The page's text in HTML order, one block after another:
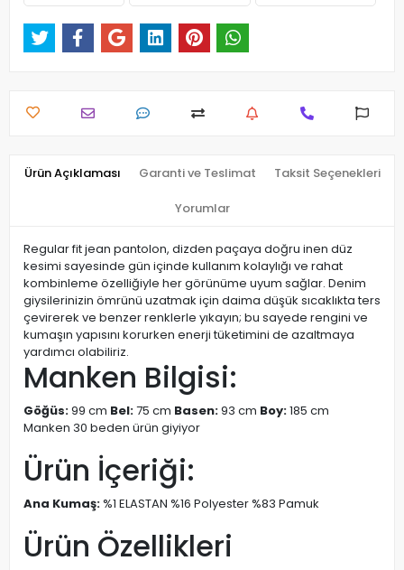
Ürün Açıklaması Garanti ve Teslimat Taksit Seçenekleri
Yorumlar
Regular fit jean pantolon, dizden paçaya doğru inen düz
kesimi sayesinde gün içinde kullanım kolaylığı ve rahat
kombinleme özelliğiyle her görünüme uyum sağlar. Denim
giysilerinizin ömrünü uzatmak için daima düşük sıcaklıkta ters
çevirerek ve benzer renklerle yıkayın; bu sayede rengini ve
kumaşın yapısını korurken enerji tüketimini de azaltmaya
yardımcı olabiliriz.
Manken Bilgisi:
Göğüs:99 cm Bel:75 cm Basen:93 cm Boy:185 cm
Manken 30 beden ürün giyiyor
Ürün İçeriği:
Ana Kumaş: %1 ELASTAN %16 Polyester %83 Pamuk
Ürün Özellikleri